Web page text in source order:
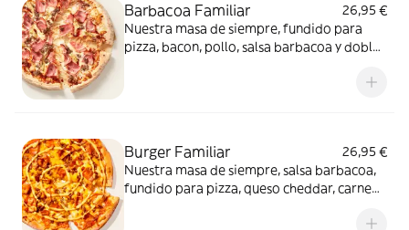
Barbacoa Familiar
26,95 €
Nuestra masa de siempre, fundido para
pizza, bacon, pollo, salsa barbacoa y doble
Burger Familiar
26,95 €
Nuestra masa de siempre, salsa barbacoa,
fundido para pizza, queso cheddar, carne